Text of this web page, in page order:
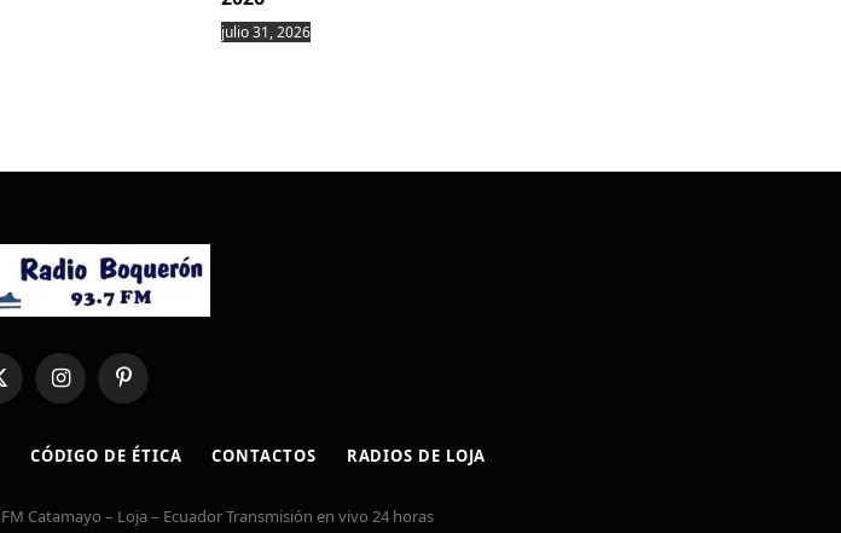
julio 31, 2026
InstagramPinterest
CÓDIGO DE ÉTICA CONTACTOS RADIOS DE LOJA
Catamayo – Loja – Ecuador Transmisión en vivo 24 horas